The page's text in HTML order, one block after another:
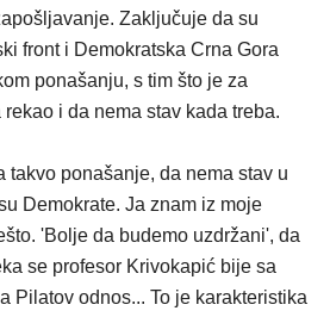
Zaključuje da su
front i Demokratska Crna Gora
ponašanju, s tim što je za
i da nema stav kada treba.
takvo ponašanje, da nema stav u
Demokrate. Ja znam iz moje
'Bolje da budemo uzdržani', da
se profesor Krivokapić bije sa
Pilatov odnos... To je karakteristika